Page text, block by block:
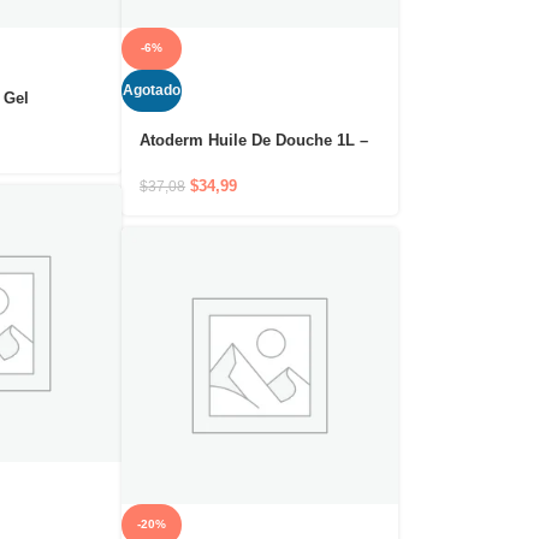
acción
-6%
Agotado
Atoderm Huile De Douche 1L –
confort inmediato desde la
$37,08 $34,99
-20%